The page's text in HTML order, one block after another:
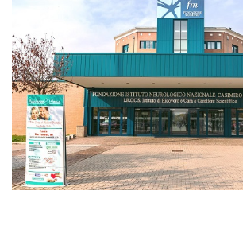
MONDINO DI